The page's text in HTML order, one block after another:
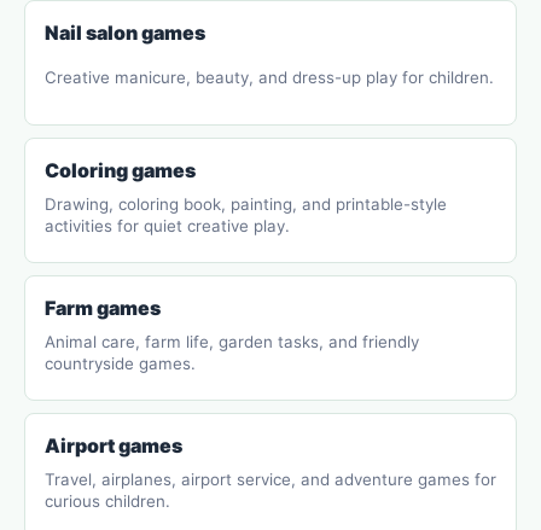
Nail salon games
Creative manicure, beauty, and dress-up play for children.
Coloring games
Drawing, coloring book, painting, and printable-style
activities for quiet creative play.
Farm games
Animal care, farm life, garden tasks, and friendly
countryside games.
Airport games
Travel, airplanes, airport service, and adventure games for
curious children.